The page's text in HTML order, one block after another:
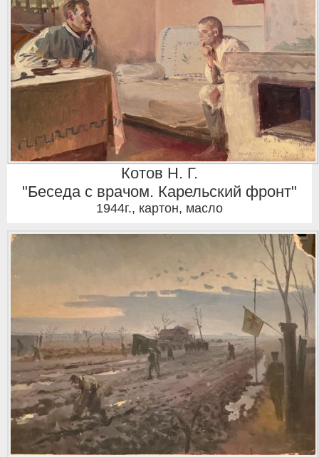
Котов Н. Г.
"Беседа с врачом. Карельский фронт"
1944г., картон, масло